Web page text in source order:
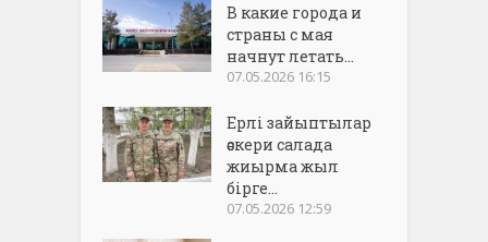
В какие города и
страны с мая
начнут летать...
07.05.2026 16:15
Ерлі зайыптылар
әскери салада
жиырма жыл
бірге...
07.05.2026 12:59